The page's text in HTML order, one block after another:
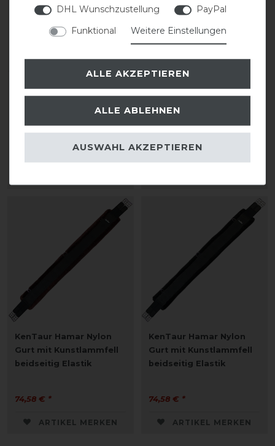
KenTaur Hamar Nylon
Kentucky Horsewear
KenTaur Hamar Nylon
Gurt mit Kunstlammfell
beidseitig Elastik
74,58 € *
ARTIKEL MERKEN
KenTaur Hamar Nylon
Gurt mit Kunstlammfell
beidseitig Elastik
74,58 € *
ARTIKEL MERKEN
DHL Wunschzustellung
PayPal
Funktional
Weitere Einstellungen
ALLE AKZEPTIEREN
ALLE ABLEHNEN
AUSWAHL AKZEPTIEREN